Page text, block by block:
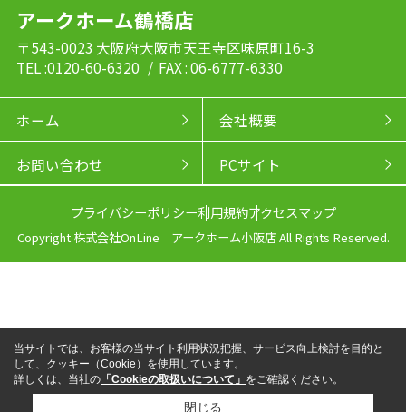
アークホーム鶴橋店
〒543-0023 大阪府大阪市天王寺区味原町16-3
TEL :0120-60-6320 / FAX : 06-6777-6330
ホーム 会社概要
お問い合わせ PCサイト
プライバシーポリシー利用規約アクセスマップ
Copyright 株式会社OnLine アークホーム小阪店 All Rights Reserved.
当サイトでは、お客様の当サイト利用状況把握、サービス向上検討を目的と
して、クッキー（Cookie）を使用しています。
詳しくは、当社の 「Cookieの取扱いについて」 をご確認ください。
閉じる